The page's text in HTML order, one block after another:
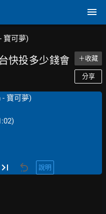
寶可夢)
快投多少錢會
＋收藏
分享
- 寶可夢)
說明